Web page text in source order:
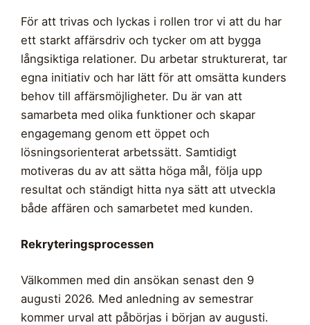
För att trivas och lyckas i rollen tror vi att du har
ett starkt affärsdriv och tycker om att bygga
långsiktiga relationer. Du arbetar strukturerat, tar
egna initiativ och har lätt för att omsätta kunders
behov till affärsmöjligheter. Du är van att
samarbeta med olika funktioner och skapar
engagemang genom ett öppet och
lösningsorienterat arbetssätt. Samtidigt
motiveras du av att sätta höga mål, följa upp
resultat och ständigt hitta nya sätt att utveckla
både affären och samarbetet med kunden.
Rekryteringsprocessen
Välkommen med din ansökan senast den 9
augusti 2026. Med anledning av semestrar
kommer urval att påbörjas i början av augusti.